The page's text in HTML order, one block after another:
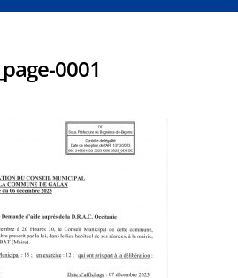
0001